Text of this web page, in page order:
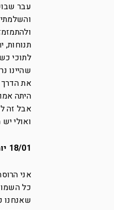
עבר
תנוחות,
לתוכי
שהיינו
את הדרך
היתה
אבל זה
ואולי
18/01 יומני היקר!
אני
כל
שאנחנו